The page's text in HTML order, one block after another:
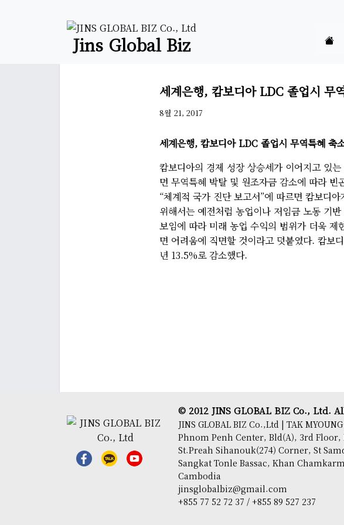
Jins Global Biz
세계은행, 캄보디아 LDC 졸업시 무
8월 21, 2017
세계은행, 캄보디아 LDC 졸업시 무역특혜 축
캄보디아의 경제 성장 상승세가 이어지고 있
면 무역특혜 박탈 및 원조자금 감소에 따라
“체계적 국가 진단 보고서”에 따르면 캄보디
위해서는 예전처럼 농업이나 저임금 노동 기
보임에 따라 미래 농업 수익의 범위가 더욱
면 어려움에 직면할 것이라고 덧붙였다. 캄
년 13.5%로 감소했다.
© 2012 JINS GLOBAL BIZ Co., Ltd.
JINS GLOBAL BIZ Co.,Ltd | TAK
Phnom Penh Center, Bld(A), 3rd Floor,
St.Preah Sihanouk(274) Corner, St
Sangkat Tonle Bassac, Khan
Cambodia
jinsglobalbiz@gmail.com
+855 77 52 72 37 / +855 89 527 237